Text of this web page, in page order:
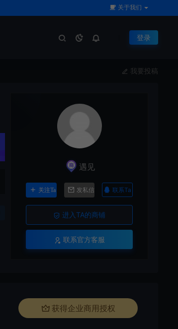
关于我们
登录
我要投稿
遇见
关注Ta 发私信 联系Ta
进入TA的商铺
联系官方客服
获得企业商用授权